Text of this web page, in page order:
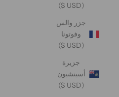
(USD $)
جزر والس
وفوتونا
(USD $)
جزيرة
أسينشيون
(USD $)